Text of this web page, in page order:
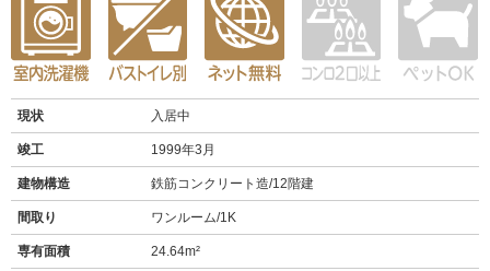
現状 入居中
竣工 1999年3月
建物構造 鉄筋コンクリート造/12階建
間取り ワンルーム/1K
専有面積 24.64m²